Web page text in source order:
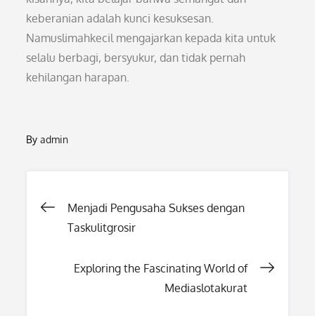
keberanian adalah kunci kesuksesan.
Namuslimahkecil mengajarkan kepada kita untuk
selalu berbagi, bersyukur, dan tidak pernah
kehilangan harapan.
Byadmin
Post
Menjadi Pengusaha Sukses dengan
Taskulitgrosir
Exploring the Fascinating World of
Mediaslotakurat